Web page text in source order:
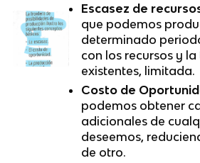
Escasez de
que podemos
determinado
con los recursos y
existentes, limitada.
Costo de
podemos obtener
adicionales de
deseemos,
de otro.